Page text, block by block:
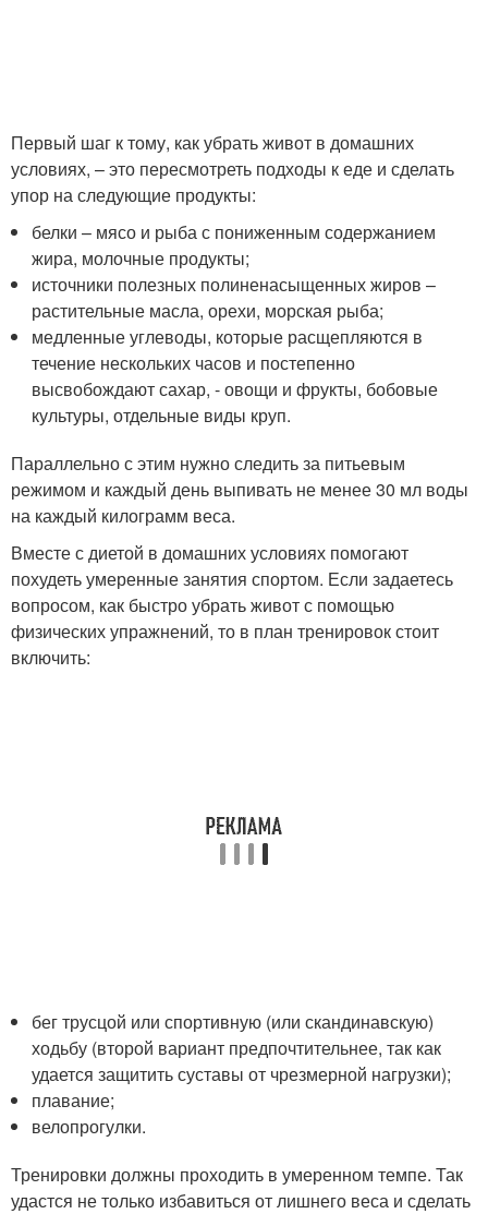
Первый шаг к тому, как убрать живот в домашних
условиях, – это пересмотреть подходы к еде и сделать
упор на следующие продукты:
белки – мясо и рыба с пониженным содержанием
жира, молочные продукты;
источники полезных полиненасыщенных жиров –
растительные масла, орехи, морская рыба;
медленные углеводы, которые расщепляются в
течение нескольких часов и постепенно
высвобождают сахар, - овощи и фрукты, бобовые
культуры, отдельные виды круп.
Параллельно с этим нужно следить за питьевым
режимом и каждый день выпивать не менее 30 мл воды
на каждый килограмм веса.
Вместе с диетой в домашних условиях помогают
похудеть умеренные занятия спортом. Если задаетесь
вопросом, как быстро убрать живот с помощью
физических упражнений, то в план тренировок стоит
включить:
бег трусцой или спортивную (или скандинавскую)
ходьбу (второй вариант предпочтительнее, так как
удается защитить суставы от чрезмерной нагрузки);
плавание;
велопрогулки.
Тренировки должны проходить в умеренном темпе. Так
удастся не только избавиться от лишнего веса и сделать